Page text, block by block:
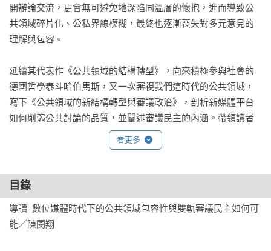
開辯論交流，更會無可避免地深陷同溫層的懷抱，進而導致公
共領域碎片化、公私界線模糊，最終也逐漸喪失對多元意見的
理解與包容。
延續其代表作《公共領域的結構轉型》，向來積極參與社會的
德國哲學泰斗哈伯馬斯，又一次審視我們這時代的公共領域，
寫下《公共領域的新結構轉型與審議政治》，剖析新媒體平台
如何削弱公共討論的品質，並闡述審議民主的內涵。帶領讀者
共同思考，我們是否可能維護公共討論空間，讓公民得以彼此
理解、修正觀點，以期形塑民主意志與凝聚社會共識。
▍媒體專家好評
哈伯馬斯從一個輪廓清晰的哲學角度做出辯論的貢獻，解釋了
為什麼新媒體無法滿足市民公共領域的舊希望。
──《每日鏡報》
看更多
目錄
導讀  數位媒體時代下的公共領域包容性與雙軌審議民主如何可
能／陳閔翔